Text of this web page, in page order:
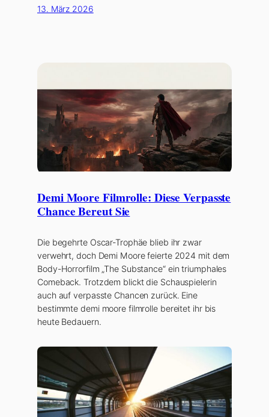
13. März 2026
Demi Moore Filmrolle: Diese Verpasste
Chance Bereut Sie
Die begehrte Oscar-Trophäe blieb ihr zwar
verwehrt, doch Demi Moore feierte 2024 mit dem
Body-Horrorfilm „The Substance“ ein triumphales
Comeback. Trotzdem blickt die Schauspielerin
auch auf verpasste Chancen zurück. Eine
bestimmte demi moore filmrolle bereitet ihr bis
heute Bedauern.